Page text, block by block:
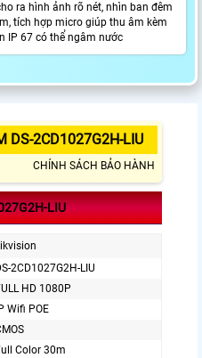
ra hình ảnh rõ nét, nhìn ban đêm
tích hợp micro giúp thu âm kèm
IP 67 có thể ngâm nước
DS-2CD1027G2H-LIU
CHÍNH SÁCH BẢO HÀNH
LIU
2CD1027G2H-LIU
HD 1080P
IP Wifi POE
Color 30m